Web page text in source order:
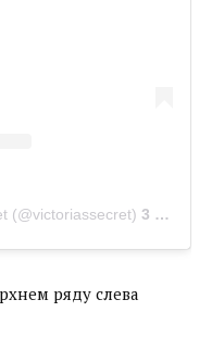
(@victoriassecret) 3 Окт 2019 в 10:02 PDT
ряду слева